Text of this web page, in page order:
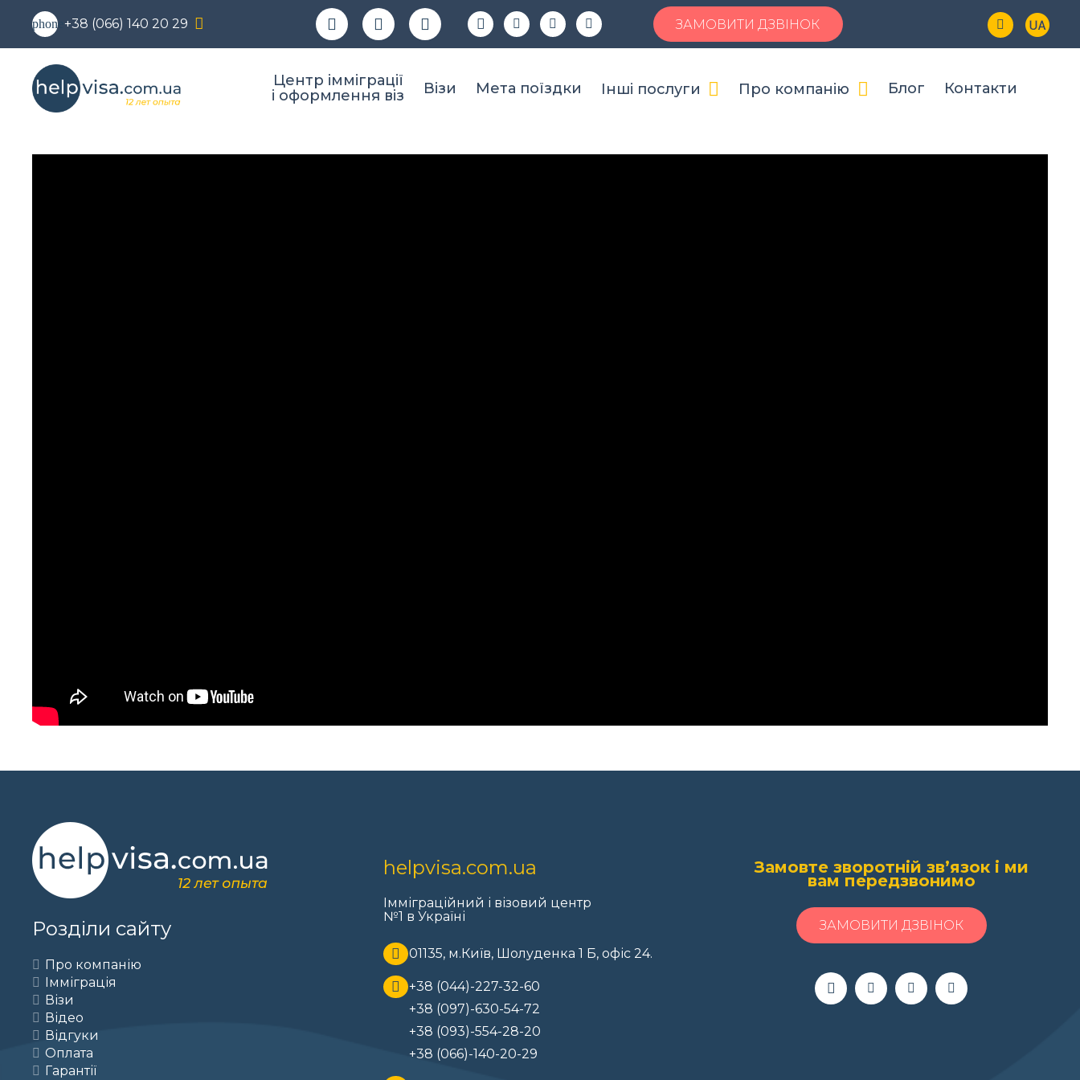
phone +38 (066) 140 20 29 ЗАМОВИТИ ДЗВІНОК
Центр імміграції
і оформлення віз
Візи Мета поїздки Інші послуги Про компанію Блог Контакти
Розділи сайту
Про компанію
Імміграція
Візи
Відео
Відгуки
Оплата
Гарантії
helpvisa.com.ua
Імміграційний і візовий центр
№1 в Україні
01135, м.Київ, Шолуденка 1 Б, офіс 24.
+38 (044)-227-32-60
+38 (097)-630-54-72
+38 (093)-554-28-20
+38 (066)-140-20-29
Замовте зворотній зв’язок і ми
вам передзвонимо
ЗАМОВИТИ ДЗВІНОК